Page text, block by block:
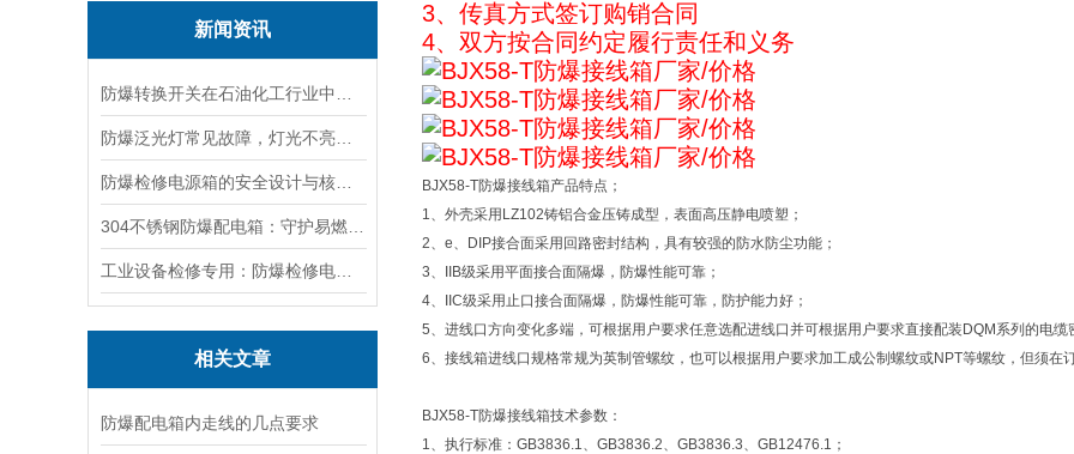
新闻资讯
相关文章
防爆配电箱内走线的几点要求
3、传真方式签订购销合同
4、双方按合同约定履行责任和义务
BJX58-T防爆接线箱产品特点；
1、外壳采用LZ102铸铝合金压铸成型，表面高压静电喷塑；
2、e、DIP接合面采用回路密封结构，具有较强的防水防尘功能；
3、IIB级采用平面接合面隔爆，防爆性能可靠；
4、IIC级采用止口接合面隔爆，防爆性能可靠，防护能力好；
5、进线口方向变化多端，可根据用户要求任意选配进线口并可根据用户要求直接配装DQM系列的电缆
6、接线箱进线口规格常规为英制管螺纹，也可以根据用户要求加工成公制螺纹或NPT等螺纹，但须在
BJX58-T防爆接线箱技术参数：
1、执行标准：GB3836.1、GB3836.2、GB3836.3、GB12476.1；